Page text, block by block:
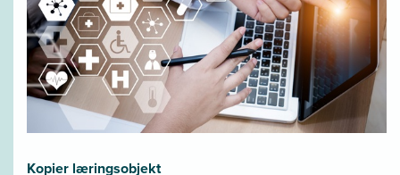
Kopier læringsobjekt